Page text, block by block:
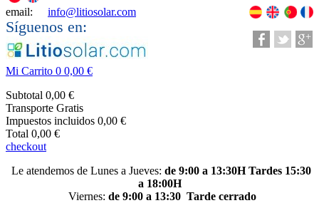
email: info@litiosolar.com
Síguenos en:
Mi Carrito 0 0,00 €
Subtotal 0,00 €
Transporte Gratis
Impuestos incluidos 0,00 €
Total 0,00 €
checkout
Le atendemos de Lunes a Jueves: de 9:00 a 13:30H Tardes 15:30
a 18:00H
Viernes: de 9:00 a 13:30 Tarde cerrado